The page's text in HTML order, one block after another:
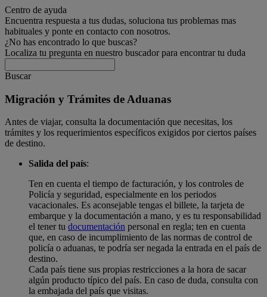
Centro de ayuda
Encuentra respuesta a tus dudas, soluciona tus problemas mas
habituales y ponte en contacto con nosotros.
¿No has encontrado lo que buscas?
Localiza tu pregunta en nuestro buscador para encontrar tu duda
Buscar
Migración y Trámites de Aduanas
Antes de viajar, consulta la documentación que necesitas, los
trámites y los requerimientos específicos exigidos por ciertos países
de destino.
Salida del país:
Ten en cuenta el tiempo de facturación, y los controles de
Policía y seguridad, especialmente en los periodos
vacacionales. Es aconsejable tengas el billete, la tarjeta de
embarque y la documentación a mano, y es tu responsabilidad
el tener tu documentación personal en regla; ten en cuenta
que, en caso de incumplimiento de las normas de control de
policía o aduanas, te podría ser negada la entrada en el país de
destino.
Cada país tiene sus propias restricciones a la hora de sacar
algún producto típico del país. En caso de duda, consulta con
la embajada del país que visitas.